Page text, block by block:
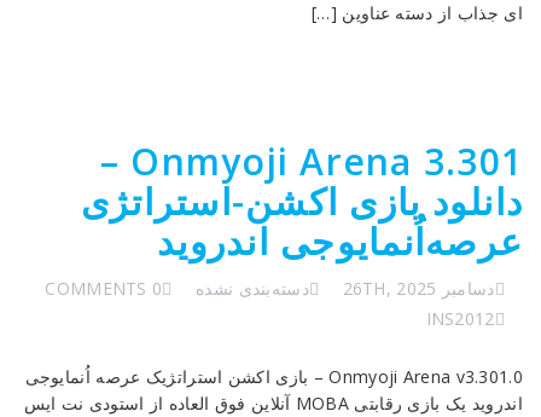
ای جذاب از دسته عناوین […]
Onmyoji Arena 3.301 –
دانلود بازی اکشن-استراتژی
عرصه‌اُنمایوجی اندروید
دسامبر 26TH, 2025 دسته‌بندی نشده
0 COMMENTS
INS2012
Onmyoji Arena v3.301.0 – بازی اکشن استراتژیک عرصه اُنمایوجی
اندروید یک بازی رقابتی MOBA آنلاین فوق العاده از استودی نت ایس